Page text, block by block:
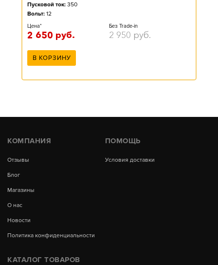
Пусковой ток: 350
Вольт: 12
Цена*
2 650 руб.
Без Trade-in
2 950 руб.
В КОРЗИНУ
КОМПАНИЯ
Отзывы
Блог
Магазины
О нас
Новости
Политика конфиденциальности
ПОМОЩЬ
Условия доставки
КАТАЛОГ ТОВАРОВ